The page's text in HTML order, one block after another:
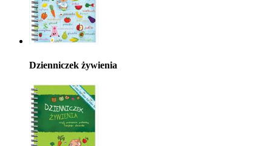
Dzienniczek żywienia